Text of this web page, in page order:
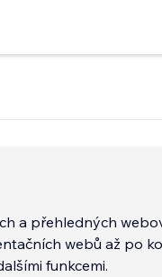
a přehledných
webů až po
funkcemi.